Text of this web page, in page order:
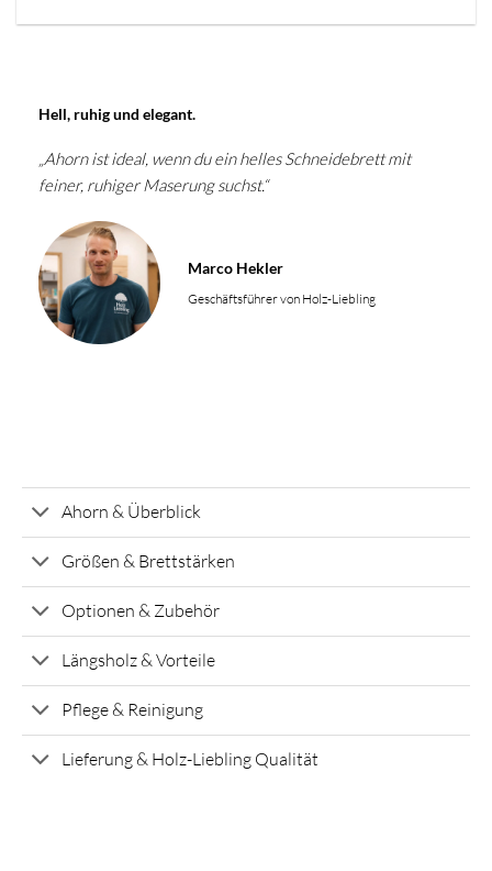
Hell, ruhig und elegant.
„Ahorn ist ideal, wenn du ein helles Schneidebrett mit
feiner, ruhiger Maserung suchst.“
Marco Hekler
Geschäftsführer von Holz-Liebling
Ahorn & Überblick
Größen & Brettstärken
Optionen & Zubehör
Längsholz & Vorteile
Pflege & Reinigung
Lieferung & Holz-Liebling Qualität